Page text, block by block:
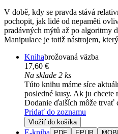
V době, kdy se pravda stává
pochopit, jak lidé od nepaměti
pradávných mýtů až po algoritmy
Manipulace je totiž nástrojem,
Knihabrožovaná väzba
17,60 €
Na sklade 2 ks
Túto knihu máme síce
posledné kusy. Ak ju
Dodanie ďalších môže trvať
Pridať do zoznamu
Vložiť do košíka